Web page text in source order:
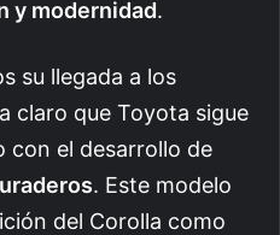
y modernidad.
su llegada a los
claro que Toyota sigue
con el desarrollo de
. Este modelo
del Corolla como